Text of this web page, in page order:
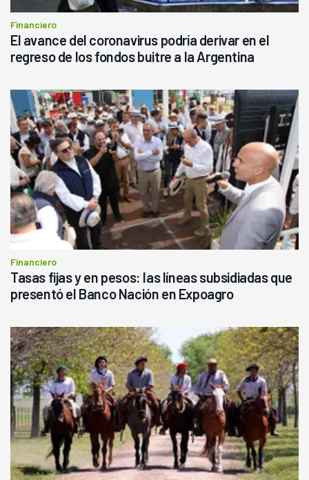
Financiero
El avance del coronavirus podría derivar en el
regreso de los fondos buitre a la Argentina
Financiero
Tasas fijas y en pesos: las líneas subsidiadas que
presentó el Banco Nación en Expoagro